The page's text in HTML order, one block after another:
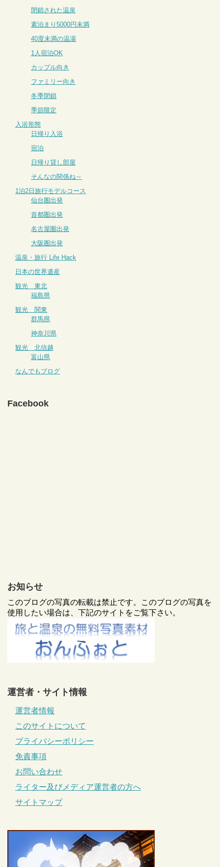
閉鎖された温泉
素泊まり5000円未満
40度未満の温湯
1人宿泊OK
カップル向き
ファミリー向き
冬季閉鎖
季節限定
入浴形態
日帰り入浴
宿泊
日帰り貸し部屋
そんなの関係ね～
1泊2日旅行モデルコース
仙台圏出発
首都圏出発
名古屋圏出発
大阪圏出発
温泉・旅行 Life Hack
日本の世界遺産
観光 東北
福島県
観光 関東
群馬県
神奈川県
観光 北信越
富山県
なんでもブログ
Facebook
お知らせ
このブログの写真の転載は禁止です。このブログの写真を
使用したい場合は、下記のサイトをご覧下さい。
運営者・サイト情報
運営者情報
このサイトについて
プライバシーポリシー
免責事項
お問い合わせ
ライター及びメディア運営者の方へ
サイトマップ